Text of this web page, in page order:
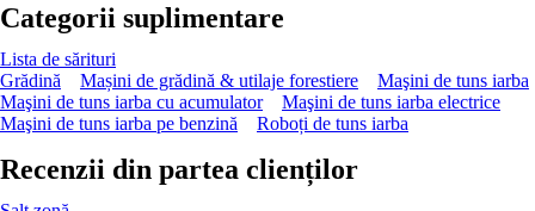
Categorii suplimentare
Lista de sărituri
Grădină
Mașini de grădină & utilaje forestiere
Maşini de tuns iarba
Maşini de tuns iarba cu acumulator
Maşini de tuns iarba electrice
Maşini de tuns iarba pe benzină
Roboți de tuns iarba
Recenzii din partea clienților